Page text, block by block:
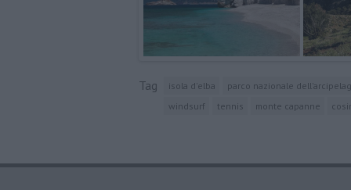
Tag isola d'elba parco nazionale
windsurf
tennis monte capanne